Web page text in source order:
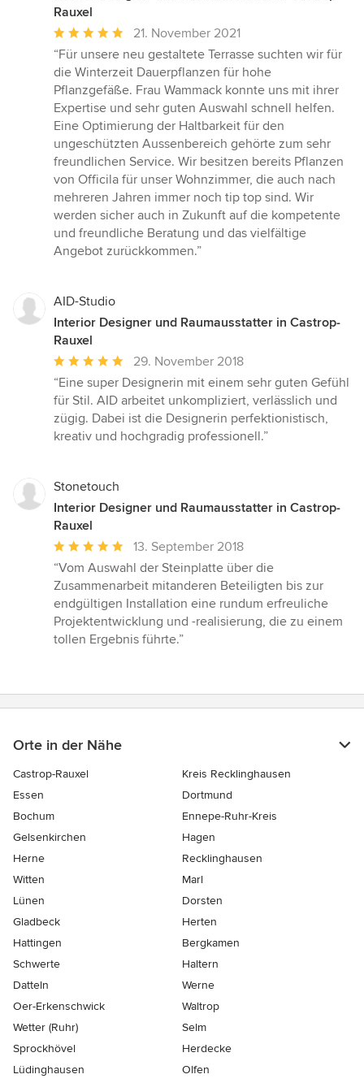
Rauxel
Durchschnittliche
Bewertung:
5
von
5
Sternen
21. November 2021
“Für unsere neu gestaltete Terrasse suchten wir für
die Winterzeit Dauerpflanzen für hohe
Pflanzgefäße. Frau Wammack konnte uns mit ihrer
Expertise und sehr guten Auswahl schnell helfen.
Eine Optimierung der Haltbarkeit für den
ungeschützten Aussenbereich gehörte zum sehr
freundlichen Service. Wir besitzen bereits Pflanzen
von Officila für unser Wohnzimmer, die auch nach
mehreren Jahren immer noch tip top sind. Wir
werden sicher auch in Zukunft auf die kompetente
und freundliche Beratung und das vielfältige
Angebot zurückkommen.”
AID-Studio
Interior Designer und Raumausstatter in Castrop-
Rauxel
Durchschnittliche
Bewertung:
5
von
5
29. November 2018
“Eine super Designerin mit einem sehr guten Gefühl
für Stil. AID arbeitet unkompliziert, verlässlich und
zügig. Dabei ist die Designerin perfektionistisch,
kreativ und hochgradig professionell.”
Stonetouch
Interior Designer und Raumausstatter in Castrop-
Rauxel
Durchschnittliche
Bewertung:
5
von
5
Sternen
13. September 2018
“Vom Auswahl der Steinplatte über die
Zusammenarbeit mitanderen Beteiligten bis zur
endgültigen Installation eine rundum erfreuliche
Projektentwicklung und -realisierung, die zu einem
tollen Ergebnis führte.”
Orte in der Nähe
Castrop-Rauxel
Kreis Recklinghausen
Essen
Dortmund
Bochum
Ennepe-Ruhr-Kreis
Gelsenkirchen
Hagen
Herne
Recklinghausen
Witten
Marl
Lünen
Dorsten
Gladbeck
Herten
Hattingen
Bergkamen
Schwerte
Haltern
Datteln
Werne
Oer-Erkenschwick
Waltrop
Wetter (Ruhr)
Selm
Sprockhövel
Herdecke
Lüdinghausen
Olfen